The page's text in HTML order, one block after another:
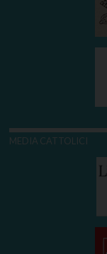
MEDIA CATTOLICI